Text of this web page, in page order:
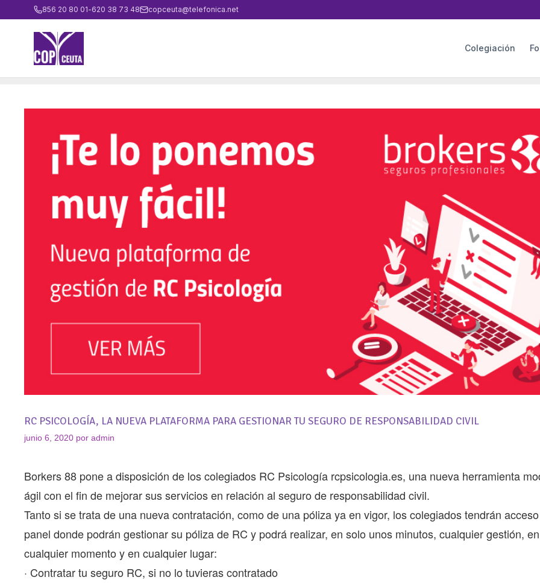
856 20 80 01-620 38 73 48 copceuta@telefonica.net
Colegiación
RC PSICOLOGÍA, LA NUEVA PLATAFORMA PARA GESTIONAR TU SEGURO DE RESPONSABILIDAD CIVIL
junio 6, 2020 por admin
Borkers 88 pone a disposición de los colegiados RC Psicología rcpsicologia.es, una nueva herramienta
ágil con el fin de mejorar sus servicios en relación al seguro de responsabilidad civil.
Tanto si se trata de una nueva contratación, como de una póliza ya en vigor, los colegiados tendrán
panel donde podrán gestionar su póliza de RC y podrá realizar, en solo unos minutos, cualquier gestión, en
cualquier momento y en cualquier lugar:
· Contratar tu seguro RC, si no lo tuvieras contratado